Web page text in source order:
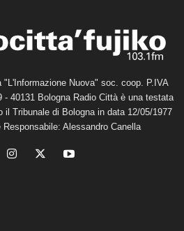
"L'Informazione Nuova" soc. coop. P.IVA
- 40131 Bologna Radio Città è una testata
il Tribunale di Bologna in data 12/05/1977
Responsabile: Alessandro Canella